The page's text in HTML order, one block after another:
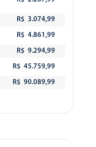
R$ 3.074,99
R$ 4.861,99
R$ 9.294,99
R$ 45.759,99
R$ 90.089,99